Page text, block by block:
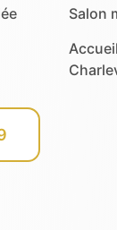
Salon